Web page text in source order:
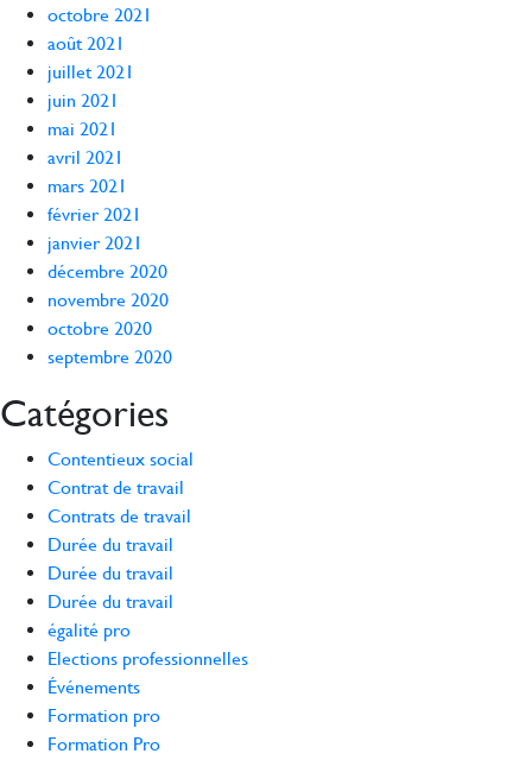
octobre 2021
août 2021
juillet 2021
juin 2021
mai 2021
avril 2021
mars 2021
février 2021
janvier 2021
décembre 2020
novembre 2020
octobre 2020
septembre 2020
Catégories
Contentieux social
Contrat de travail
Contrats de travail
Durée du travail
Durée du travail
Durée du travail
égalité pro
Elections professionnelles
Événements
Formation pro
Formation Pro